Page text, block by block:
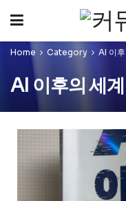
Home Category AI 이
AI 이후의 세계